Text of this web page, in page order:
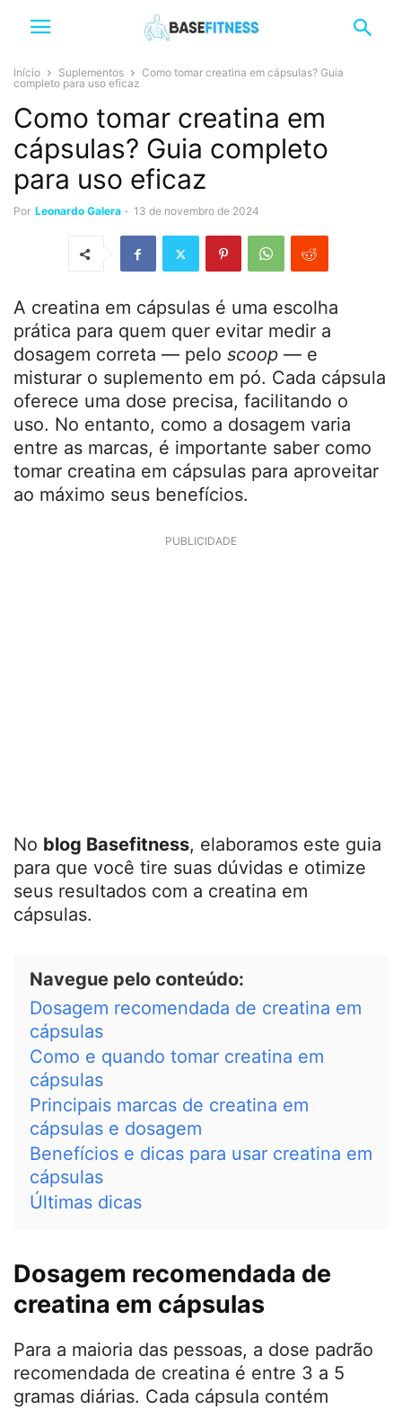
Início Suplementos
Como tomar creatina em cápsulas? Guia
completo para uso eficaz
Como tomar creatina em
cápsulas? Guia completo
para uso eficaz
Por Leonardo Galera - 13 de novembro de 2024
A creatina em cápsulas é uma escolha
prática para quem quer evitar medir a
dosagem correta — pelo scoop — e
misturar o suplemento em pó. Cada cápsula
oferece uma dose precisa, facilitando o
uso. No entanto, como a dosagem varia
entre as marcas, é importante saber como
tomar creatina em cápsulas para aproveitar
ao máximo seus benefícios.
PUBLICIDADE
No blog Basefitness
, elaboramos este guia
para que você tire suas dúvidas e otimize
seus resultados com a creatina em
cápsulas.
Navegue pelo conteúdo:
Dosagem recomendada de creatina em
cápsulas
Como e quando tomar creatina em
cápsulas e dosagem
Benefícios e dicas para usar creatina em
Últimas dicas